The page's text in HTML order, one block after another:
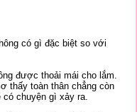
có gì đặc biệt so với
được thoải mái cho lắm.
thấy toàn thân chẳng còn
chuyện gì xảy ra.